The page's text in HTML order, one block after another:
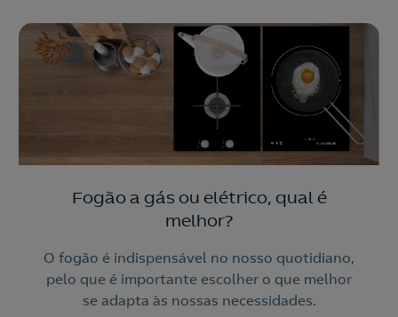
Fogão a gás ou elétrico, qual é
melhor?
O fogão é indispensável no nosso quotidiano,
pelo que é importante escolher o que melhor
se adapta às nossas necessidades.